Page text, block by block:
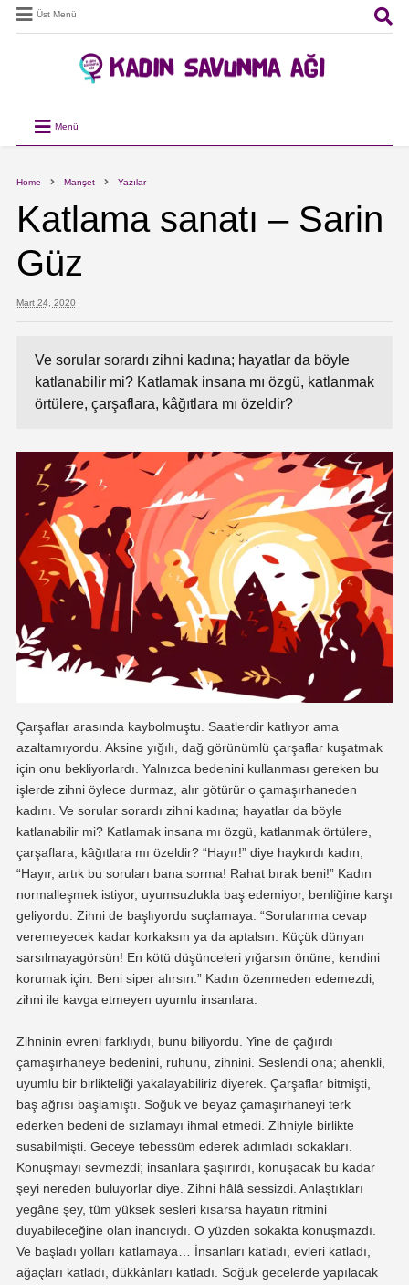
Üst Menü
Menü
Home Manşet Yazılar
Katlama sanatı – Sarin
Güz
Mart 24, 2020
Ve sorular sorardı zihni kadına; hayatlar da böyle
katlanabilir mi? Katlamak insana mı özgü, katlanmak
örtülere, çarşaflara, kâğıtlara mı özeldir?
Çarşaflar arasında kaybolmuştu. Saatlerdir katlıyor ama
azaltamıyordu. Aksine yığılı, dağ görünümlü çarşaflar kuşatmak
için onu bekliyorlardı. Yalnızca bedenini kullanması gereken bu
işlerde zihni öylece durmaz, alır götürür o çamaşırhaneden
kadını. Ve sorular sorardı zihni kadına; hayatlar da böyle
katlanabilir mi? Katlamak insana mı özgü, katlanmak örtülere,
çarşaflara, kâğıtlara mı özeldir? “Hayır!” diye haykırdı kadın,
“Hayır, artık bu soruları bana sorma! Rahat bırak beni!” Kadın
normalleşmek istiyor, uyumsuzlukla baş edemiyor, benliğine karşı
geliyordu. Zihni de başlıyordu suçlamaya. “Sorularıma cevap
veremeyecek kadar korkaksın ya da aptalsın. Küçük dünyan
sarsılmayagörsün! En kötü düşünceleri yığarsın önüne, kendini
korumak için. Beni siper alırsın.” Kadın özenmeden edemezdi,
zihni ile kavga etmeyen uyumlu insanlara.
Zihninin evreni farklıydı, bunu biliyordu. Yine de çağırdı
çamaşırhaneye bedenini, ruhunu, zihnini. Seslendi ona; ahenkli,
uyumlu bir birlikteliği yakalayabiliriz diyerek. Çarşaflar bitmişti,
baş ağrısı başlamıştı. Soğuk ve beyaz çamaşırhaneyi terk
ederken bedeni de sızlamayı ihmal etmedi. Zihniyle birlikte
susabilmişti. Geceye tebessüm ederek adımladı sokakları.
Konuşmayı sevmezdi; insanlara şaşırırdı, konuşacak bu kadar
şeyi nereden buluyorlar diye. Zihni hâlâ sessizdi. Anlaştıkları
yegâne şey, tüm yüksek sesleri kısarsa hayatın ritmini
duyabileceğine olan inancıydı. O yüzden sokakta konuşmazdı.
Ve başladı yolları katlamaya… İnsanları katladı, evleri katladı,
ağaçları katladı, dükkânları katladı. Soğuk gecelerde yapılacak